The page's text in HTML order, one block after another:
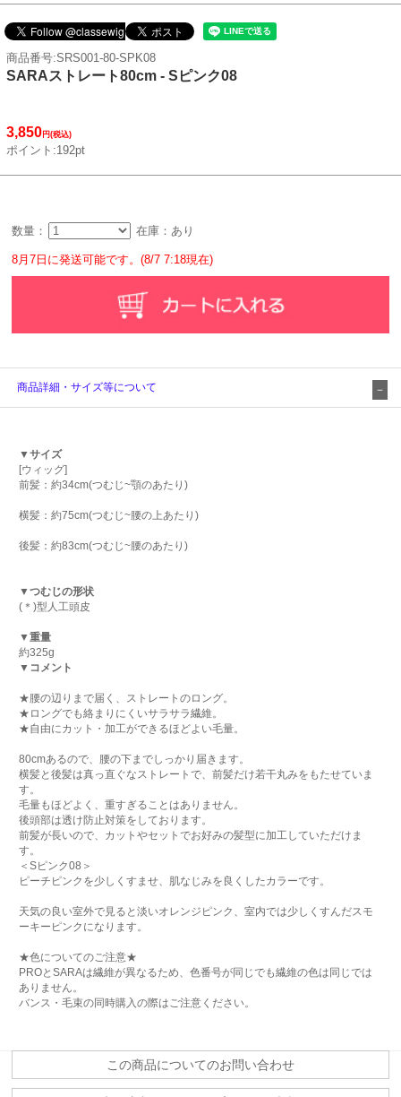
商品番号:SRS001-80-SPK08
SARAストレート80cm - Sピンク08
3,850円(税込)
ポイント:192pt
数量： 在庫：あり
8月7日に発送可能です。(8/7 7:18現在)
商品詳細・サイズ等について
▼サイズ
[ウィッグ]
前髪：約34cm(つむじ~顎のあたり)
横髪：約75cm(つむじ~腰の上あたり)
後髪：約83cm(つむじ~腰のあたり)
▼つむじの形状
(＊)型人工頭皮
▼重量
約325g
▼コメント
★腰の辺りまで届く、ストレートのロング。
★ロングでも絡まりにくいサラサラ繊維。
★自由にカット・加工ができるほどよい毛量。
80cmあるので、腰の下までしっかり届きます。
横髪と後髪は真っ直ぐなストレートで、前髪だけ若干丸みをもたせていま
す。
毛量もほどよく、重すぎることはありません。
後頭部は透け防止対策をしております。
前髪が長いので、カットやセットでお好みの髪型に加工していただけま
す。
＜Sピンク08＞
ピーチピンクを少しくすませ、肌なじみを良くしたカラーです。
天気の良い室外で見ると淡いオレンジピンク、室内では少しくすんだスモ
ーキーピンクになります。
★色についてのご注意★
PROとSARAは繊維が異なるため、色番号が同じでも繊維の色は同じでは
ありません。
バンス・毛束の同時購入の際はご注意ください。
この商品についてのお問い合わせ